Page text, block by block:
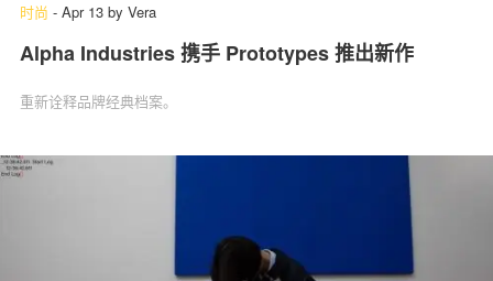
时尚 - Apr 13 by Vera
Alpha Industries 携手 Prototypes 推出新作
重新诠释品牌经典档案。